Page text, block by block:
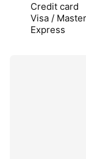
Credit card
Visa /
Express